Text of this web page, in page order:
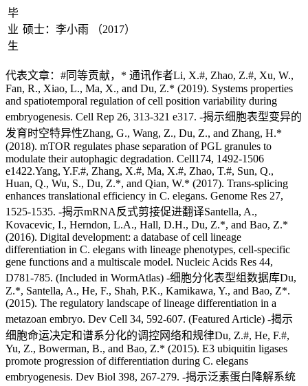
毕
业
生
硕士：李小雨 （2017）
代表文章：#同等贡献，* 通讯作者Li, X.#, Zhao, Z.#, Xu, W.,
Fan, R., Xiao, L., Ma, X., and Du, Z.* (2019). Systems properties
and spatiotemporal regulation of cell position variability during
embryogenesis. Cell Rep 26, 313-321 e317. -揭示细胞表型变异的
发育时空特异性Zhang, G., Wang, Z., Du, Z., and Zhang, H.*
(2018). mTOR regulates phase separation of PGL granules to
modulate their autophagic degradation. Cell174, 1492-1506
e1422.Yang, Y.F.#, Zhang, X.#, Ma, X.#, Zhao, T.#, Sun, Q.,
Huan, Q., Wu, S., Du, Z.*, and Qian, W.* (2017). Trans-splicing
enhances translational efficiency in C. elegans. Genome Res 27,
1525-1535. -揭示mRNA反式剪接促进翻译Santella, A.,
Kovacevic, I., Herndon, L.A., Hall, D.H., Du, Z.*, and Bao, Z.*
(2016). Digital development: a database of cell lineage
differentiation in C. elegans with lineage phenotypes, cell-specific
gene functions and a multiscale model. Nucleic Acids Res 44,
D781-785. (Included in WormAtlas) -细胞分化表型组数据库Du,
Z.*, Santella, A., He, F., Shah, P.K., Kamikawa, Y., and Bao, Z*.
(2015). The regulatory landscape of lineage differentiation in a
metazoan embryo. Dev Cell 34, 592-607. (Featured Article) -揭示
细胞命运决定和谱系分化的调控网络和规律Du, Z.#, He, F.#,
Yu, Z., Bowerman, B., and Bao, Z.* (2015). E3 ubiquitin ligases
promote progression of differentiation during C. elegans
embryogenesis. Dev Biol 398, 267-279. -揭示泛素蛋白降解系统